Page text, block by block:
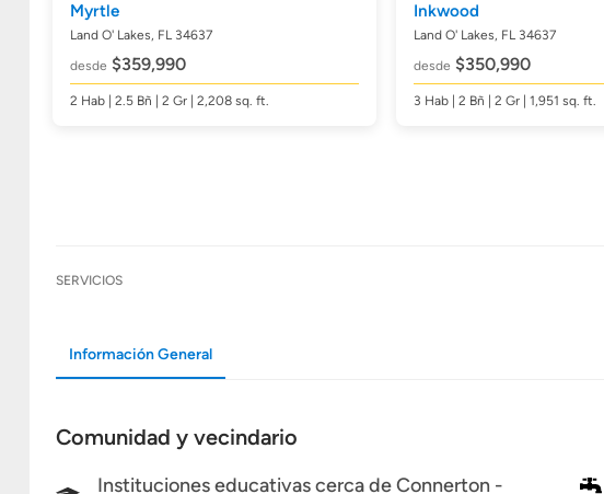
Myrtle
Land O' Lakes, FL 34637
desde $359,990
2 Hab | 2.5 Bñ | 2 Gr | 2,208 sq. ft.
Inkwood
Land O' Lakes, FL 34637
desde $350,990
3 Hab| 2 Bñ | 2 Gr | 1,951 sq. ft.
SERVICIOS
Información General
Comunidad y vecindario
Instituciones educativas cerca de Connerton -